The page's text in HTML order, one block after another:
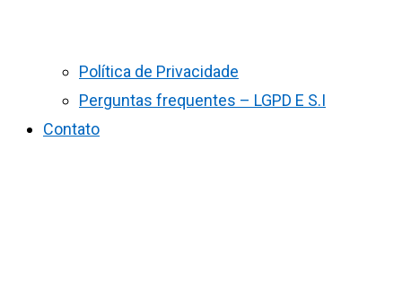
Política de Privacidade
Perguntas frequentes – LGPD E S.I
Contato